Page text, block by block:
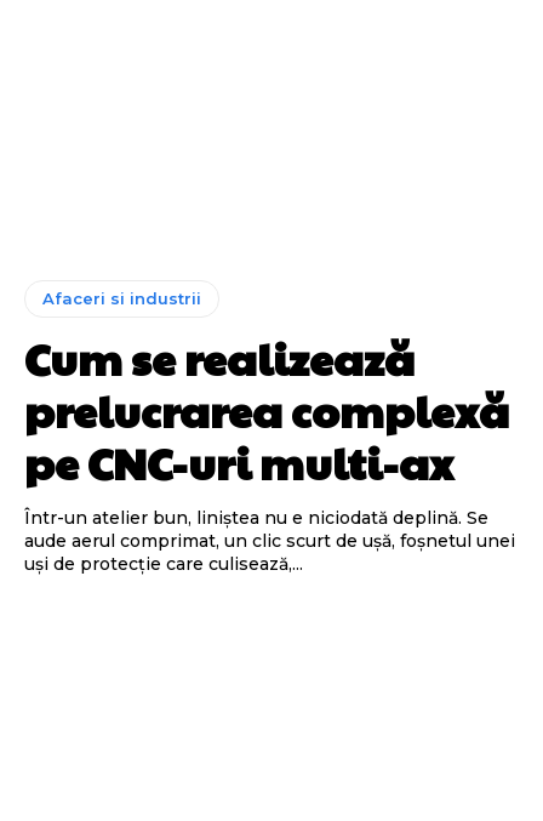
Afaceri si industrii
Cum se realizează
prelucrarea complexă
pe CNC-uri multi-ax
Într-un atelier bun, liniștea nu e niciodată deplină. Se
aude aerul comprimat, un clic scurt de ușă, foșnetul unei
uși de protecție care culisează,...